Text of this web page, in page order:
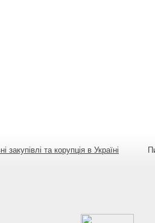
закупівлі та корупція в Україні